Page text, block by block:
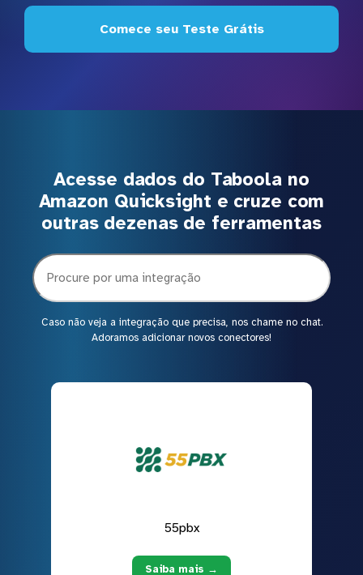
Comece seu Teste Grátis
Acesse dados do Taboola no
Amazon Quicksight e cruze com
outras dezenas de ferramentas
Caso não veja a integração que precisa, nos chame no chat.
Adoramos adicionar novos conectores!
55pbx
Saiba mais →